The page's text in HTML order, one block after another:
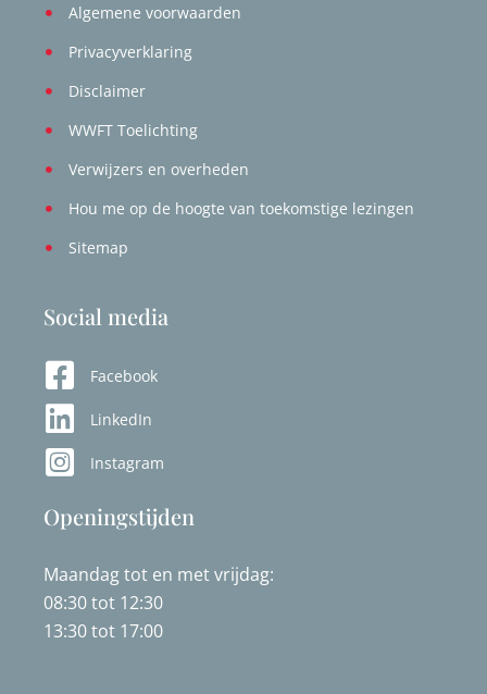
Algemene voorwaarden
Privacyverklaring
Disclaimer
WWFT Toelichting
Verwijzers en overheden
Hou me op de hoogte van toekomstige lezingen
Sitemap
Social media
Facebook
LinkedIn
Instagram
Openingstijden
Maandag tot en met vrijdag:
08:30 tot 12:30
13:30 tot 17:00